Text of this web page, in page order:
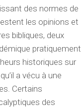
des normes de
les opinions et
bibliques, deux
pratiquement
historiques sur
a vécu à une
Certains
des